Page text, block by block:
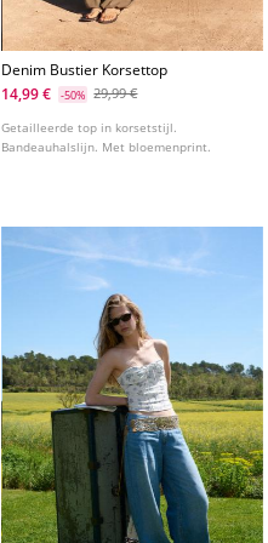
Denim Bustier Korsettop
14,99 €
-50% 29,99 €
Getailleerde top in korsetstijl.
Bandeauhalslijn. Met bloemenprint.